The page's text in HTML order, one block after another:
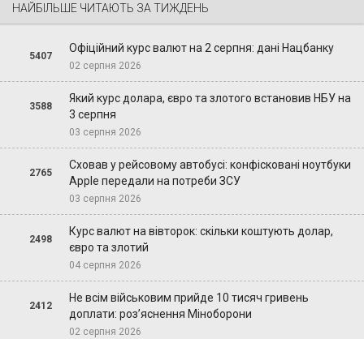
НАЙБІЛЬШЕ ЧИТАЮТЬ ЗА ТИЖДЕНЬ
5407
Офіційний курс валют на 2 серпня: дані Нацбанку
02 серпня 2026
3588
Який курс долара, євро та злотого встановив НБУ на
3 серпня
03 серпня 2026
2765
Сховав у рейсовому автобусі: конфісковані ноутбуки
Apple передали на потреби ЗСУ
03 серпня 2026
2498
Курс валют на вівторок: скільки коштують долар,
євро та злотий
04 серпня 2026
2412
Не всім військовим прийде 10 тисяч гривень
доплати: роз’яснення Міноборони
02 серпня 2026